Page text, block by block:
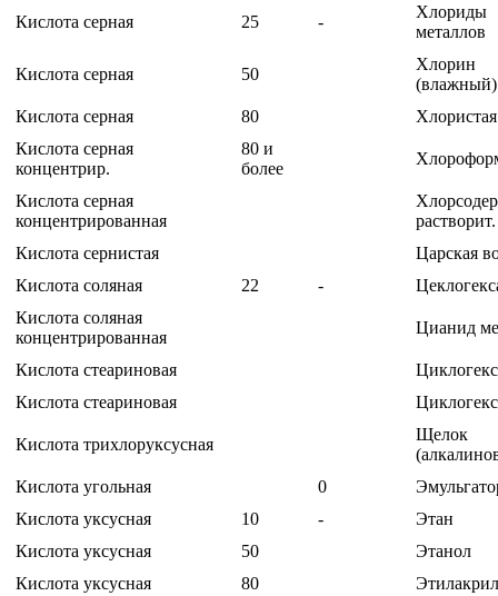
Кислота серная 25 -
Хлориды
металлов
Кислота серная 50
Хлорин
(влажный)
Кислота серная
80
Кислота серная
концентрир.
80 и
более
Кислота серная
концентрированная
растворит.
Кислота сернистая
Царская
Кислота соляная
22 -
Кислота соляная
концентрированная
Цианид
Кислота стеариновая
Кислота стеариновая
Кислота трихлоруксусная
Щелок
Кислота угольная
0
Кислота уксусная
10 -
Этан
Кислота уксусная
50
Этанол
Кислота уксусная
80